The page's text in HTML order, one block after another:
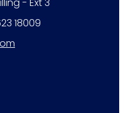
- Ext 3
18009